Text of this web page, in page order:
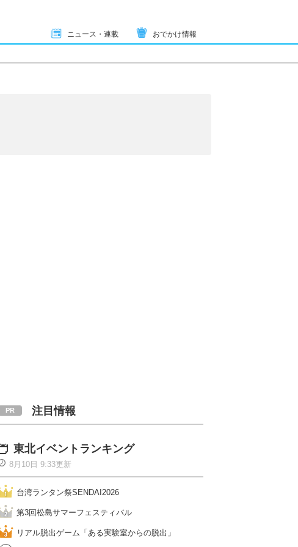
ニュース・連載 おでかけ情報
注目情報
東北イベントランキング
8月10日 9:33更新
台湾ランタン祭SENDAI2026
第3回松島サマーフェスティバル
リアル脱出ゲーム「ある実験室からの脱出」